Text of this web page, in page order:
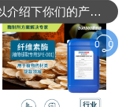
可以介绍下你们的产品么？